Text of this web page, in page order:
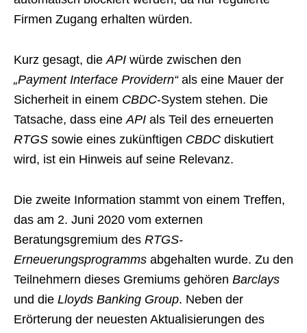
Firmen Zugang erhalten würden.
Kurz gesagt, die API würde zwischen den
„Payment Interface Providern“als eine Mauer der
Sicherheit in einem CBDC-System stehen. Die
Tatsache, dass eine API als Teil des erneuerten
RTGS sowie eines zukünftigen CBDC diskutiert
wird, ist ein Hinweis auf seine Relevanz.
Die zweite Information stammt von einem Treffen,
das am 2. Juni 2020 vom externen
Beratungsgremium des RTGS-
Erneuerungsprogramms abgehalten wurde. Zu den
Teilnehmern dieses Gremiums gehören Barclays
und die Lloyds Banking Group. Neben der
Erörterung der neuesten Aktualisierungen des